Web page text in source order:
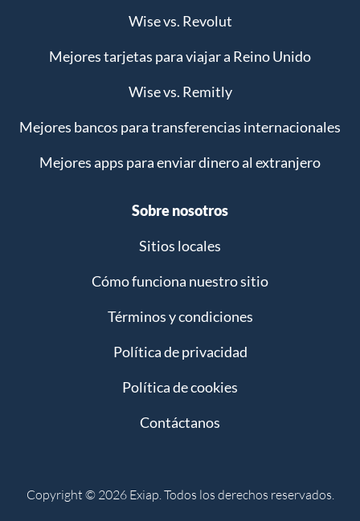
Wise vs. Revolut
Mejores tarjetas para viajar a Reino Unido
Wise vs. Remitly
Mejores bancos para transferencias internacionales
Mejores apps para enviar dinero al extranjero
Sobre nosotros
Sitios locales
Cómo funciona nuestro sitio
Términos y condiciones
Política de privacidad
Política de cookies
Contáctanos
Copyright © 2026 Exiap. Todos los derechos reservados.